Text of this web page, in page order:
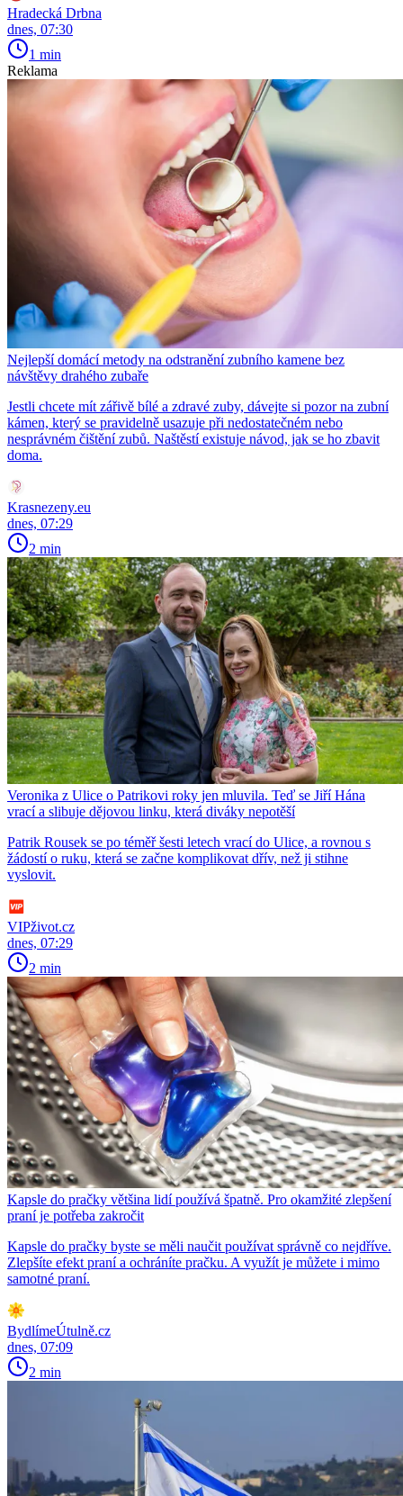
Hradecká Drbna
dnes, 07:30
1 min
Reklama
Nejlepší domácí metody na odstranění zubního kamene bez
návštěvy drahého zubaře
Jestli chcete mít zářivě bílé a zdravé zuby, dávejte si pozor na zubní
kámen, který se pravidelně usazuje při nedostatečném nebo
nesprávném čištění zubů. Naštěstí existuje návod, jak se ho zbavit
doma.
Krasnezeny.eu
dnes, 07:29
2 min
Veronika z Ulice o Patrikovi roky jen mluvila. Teď se Jiří Hána
vrací a slibuje dějovou linku, která diváky nepotěší
Patrik Rousek se po téměř šesti letech vrací do Ulice, a rovnou s
žádostí o ruku, která se začne komplikovat dřív, než ji stihne
vyslovit.
VIPživot.cz
dnes, 07:29
2 min
Kapsle do pračky většina lidí používá špatně. Pro okamžité zlepšení
praní je potřeba zakročit
Kapsle do pračky byste se měli naučit používat správně co nejdříve.
Zlepšíte efekt praní a ochráníte pračku. A využít je můžete i mimo
samotné praní.
BydlímeÚtulně.cz
dnes, 07:09
2 min